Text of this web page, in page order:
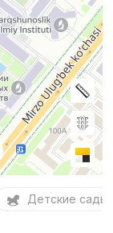
Детские сады